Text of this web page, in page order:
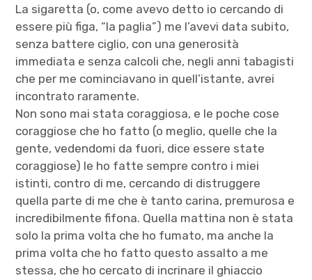
La sigaretta (o, come avevo detto io cercando di
essere più figa, “la paglia”) me l’avevi data subito,
senza battere ciglio, con una generosità
immediata e senza calcoli che, negli anni tabagisti
che per me cominciavano in quell’istante, avrei
incontrato raramente.
Non sono mai stata coraggiosa, e le poche cose
coraggiose che ho fatto (o meglio, quelle che la
gente, vedendomi da fuori, dice essere state
coraggiose) le ho fatte sempre contro i miei
istinti, contro di me, cercando di distruggere
quella parte di me che è tanto carina, premurosa e
incredibilmente fifona. Quella mattina non è stata
solo la prima volta che ho fumato, ma anche la
prima volta che ho fatto questo assalto a me
stessa, che ho cercato di incrinare il ghiaccio